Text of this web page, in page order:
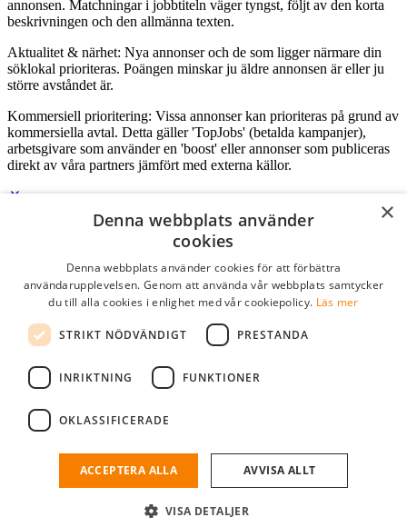
annonsen. Matchningar i jobbtiteln väger tyngst, följt av den korta
beskrivningen och den allmänna texten.
Aktualitet & närhet: Nya annonser och de som ligger närmare din
söklokal prioriteras. Poängen minskar ju äldre annonsen är eller ju
större avståndet är.
Kommersiell prioritering: Vissa annonser kan prioriteras på grund av
kommersiella avtal. Detta gäller 'TopJobs' (betalda kampanjer),
arbetsgivare som använder en 'boost' eller annonser som publiceras
direkt av våra partners jämfört med externa källor.
Lösenord
kom ihåg mig
logga in
Kostnadsfri företagsprofil
och söka efter passande kandidater till ditt företag.
×
Denna webbplats använder
cookies
Denna webbplats använder cookies för att förbättra
användarupplevelsen. Genom att använda vår webbplats samtycker
du till alla cookies i enlighet med vår cookiepolicy. Läs mer
STRIKT NÖDVÄNDIGT PRESTANDA
INRIKTNING FUNKTIONER
OKLASSIFICERADE
ACCEPTERA ALLA AVVISA ALLT
VISA DETALJER